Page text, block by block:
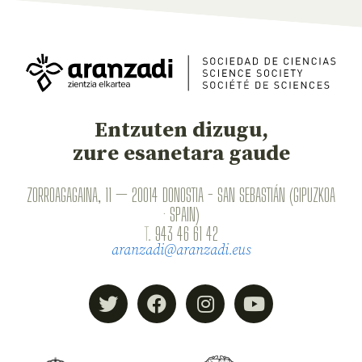
Entzuten dizugu,
zure esanetara gaude
ZORROAGAGAINA, 11 — 20014 DONOSTIA - SAN SEBASTIÁN (GIPUZKOA
· SPAIN)
T. 943 46 61 42
aranzadi@aranzadi.eus